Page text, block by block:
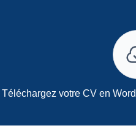
Téléchargez votre CV en